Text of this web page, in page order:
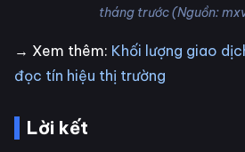
tháng trước (Nguồn:
→ Xem thêm: Khối lượng giao
đọc tín hiệu thị trường
Lời kết